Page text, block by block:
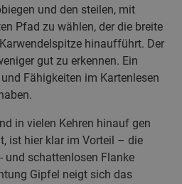
und den steilen, mit
Pfad zu wählen, der die breite
hinaufführt. Der
gut zu erkennen. Ein
Fähigkeiten im Kartenlesen
in vielen Kehren hinauf gen
ist hier klar im Vorteil – die
und schattenlosen Flanke
Gipfel neigt sich das